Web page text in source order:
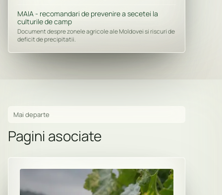
MAIA - recomandari de prevenire a secetei la
culturile de camp
Document despre zonele agricole ale Moldovei si riscuri de
deficit de precipitatii.
Mai departe
Pagini asociate